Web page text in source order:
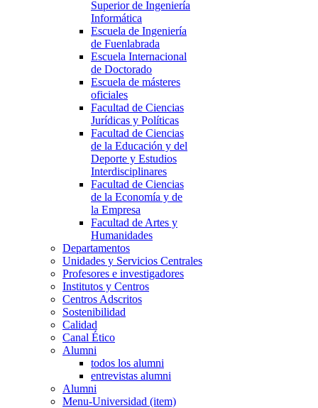
Superior de Ingeniería
Informática
Escuela de Ingeniería
de Fuenlabrada
Escuela Internacional
de Doctorado
Escuela de másteres
oficiales
Facultad de Ciencias
Jurídicas y Políticas
Facultad de Ciencias
de la Educación y del
Deporte y Estudios
Interdisciplinares
Facultad de Ciencias
de la Economía y de
la Empresa
Facultad de Artes y
Humanidades
Departamentos
Unidades y Servicios Centrales
Profesores e investigadores
Institutos y Centros
Centros Adscritos
Sostenibilidad
Calidad
Canal Ético
Alumni
todos los alumni
entrevistas alumni
Alumni
Menu-Universidad (item)